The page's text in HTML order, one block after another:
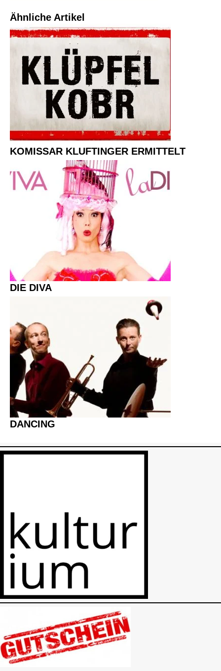
Ähnliche Artikel
KOMISSAR KLUFTINGER ERMITTELT
DIE DIVA
DANCING